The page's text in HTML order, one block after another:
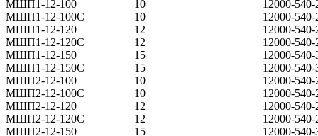
МШП1-12-100
10
12000-540-
МШП1-12-100С
10
12000-540-
МШП1-12-120
12
12000-540-
МШП1-12-120С
12
12000-540-
МШП1-12-150
15
12000-540-
МШП1-12-150С
15
12000-540-
МШП2-12-100
10
12000-540-
МШП2-12-100С
10
12000-540-
МШП2-12-120
12
12000-540-
МШП2-12-120С
12
12000-540-
МШП2-12-150
15
12000-540-